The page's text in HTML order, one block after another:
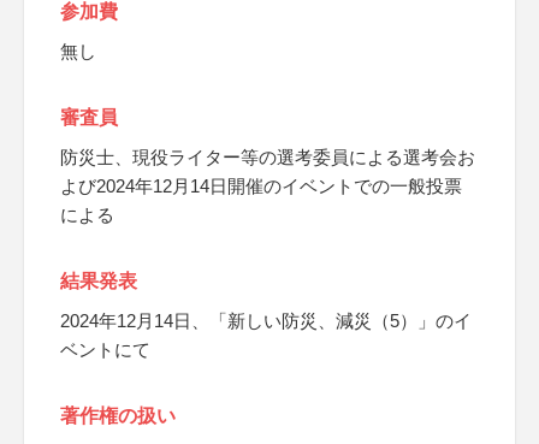
参加費
無し
審査員
防災士、現役ライター等の選考委員による選考会お
よび2024年12月14日開催のイベントでの一般投票
による
結果発表
2024年12月14日、「新しい防災、減災（5）」のイ
ベントにて
著作権の扱い